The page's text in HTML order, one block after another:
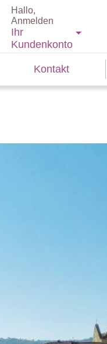
Hallo,
Anmelden
Ihr
Kundenkonto
Kontakt